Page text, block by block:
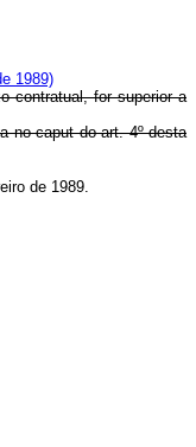
1989)
contratual, for superior a
no caput do art. 4º desta
de 1989.